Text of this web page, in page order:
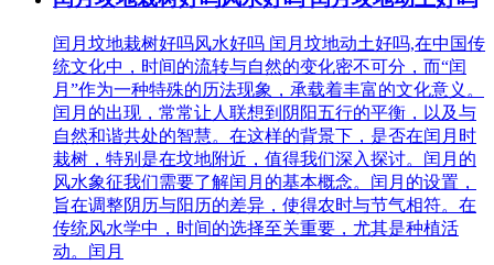
闰月坟地栽树好吗风水好吗 闰月坟地动土好吗,在中国传
统文化中，时间的流转与自然的变化密不可分，而“闰
月”作为一种特殊的历法现象，承载着丰富的文化意义。
闰月的出现，常常让人联想到阴阳五行的平衡，以及与
自然和谐共处的智慧。在这样的背景下，是否在闰月时
栽树，特别是在坟地附近，值得我们深入探讨。闰月的
风水象征我们需要了解闰月的基本概念。闰月的设置，
旨在调整阴历与阳历的差异，使得农时与节气相符。在
传统风水学中，时间的选择至关重要，尤其是种植活
动。闰月